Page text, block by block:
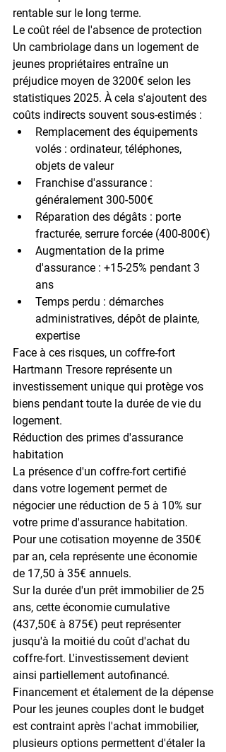
rentable sur le long terme.
Le coût réel de l'absence de protection
Un cambriolage dans un logement de
jeunes propriétaires entraîne un
préjudice moyen de 3200€ selon les
statistiques 2025. À cela s'ajoutent des
coûts indirects souvent sous-estimés :
Remplacement des équipements
volés : ordinateur, téléphones,
objets de valeur
Franchise d'assurance :
généralement 300-500€
Réparation des dégâts : porte
fracturée, serrure forcée (400-800€)
Augmentation de la prime
d'assurance : +15-25% pendant 3
ans
Temps perdu : démarches
administratives, dépôt de plainte,
expertise
Face à ces risques, un coffre-fort
Hartmann Tresore représente un
investissement unique qui protège vos
biens pendant toute la durée de vie du
logement.
Réduction des primes d'assurance
habitation
La présence d'un coffre-fort certifié
dans votre logement permet de
négocier une réduction de 5 à 10% sur
votre prime d'assurance habitation.
Pour une cotisation moyenne de 350€
par an, cela représente une économie
de 17,50 à 35€ annuels.
Sur la durée d'un prêt immobilier de 25
ans, cette économie cumulative
(437,50€ à 875€) peut représenter
jusqu'à la moitié du coût d'achat du
coffre-fort. L'investissement devient
ainsi partiellement autofinancé.
Financement et étalement de la dépense
Pour les jeunes couples dont le budget
est contraint après l'achat immobilier,
plusieurs options permettent d'étaler la